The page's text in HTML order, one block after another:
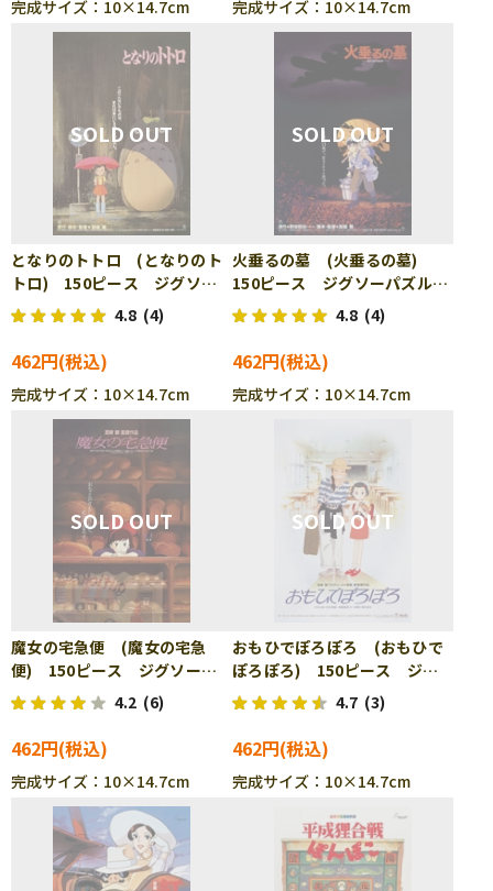
完成サイズ：10×14.7cm 完成サイズ：10×14.7cm
となりのトトロ (となりのト
トロ) 150ピース ジグソー
パズル ENS-150-G27
4.8 (4)
462円
完成サイズ：10×14.7cm
火垂るの墓 (火垂るの墓)
150ピース ジグソーパズル
ENS-150-G28 4.8 (4)
462円
完成サイズ：10×14.7cm
魔女の宅急便 (魔女の宅急
便) 150ピース ジグソーパ
ズル ENS-150-G29
4.2 (6)
462円
完成サイズ：10×14.7cm
おもひでぽろぽろ (おもひで
ぽろぽろ) 150ピース ジグ
ソーパズル ENS-150-G30
4.7 (3)
462円
完成サイズ：10×14.7cm